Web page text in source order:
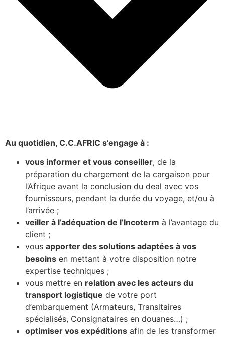
Au quotidien, C.C.AFRIC s’engage à :
vous informer et vous conseiller, de la
préparation du chargement de la cargaison pour
l’Afrique avant la conclusion du deal avec vos
fournisseurs, pendant la durée du voyage, et/ou à
l’arrivée ;
veiller à l’adéquation de l’Incoterm à l’avantage du
client ;
vous apporter des solutions adaptées à vos
besoins en mettant à votre disposition notre
expertise techniques ;
vous mettre en relation avec les acteurs du
transport logistique de votre port
d’embarquement (Armateurs, Transitaires
spécialisés, Consignataires en douanes…) ;
optimiser vos expéditions afin de les transformer